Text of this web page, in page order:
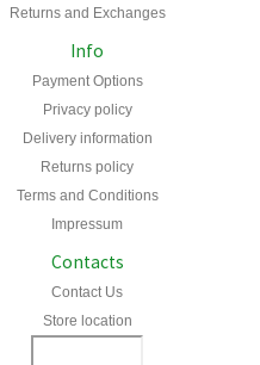
Returns and Exchanges
Info
Payment Options
Privacy policy
Delivery information
Returns policy
Terms and Conditions
Impressum
Contacts
Contact Us
Store location